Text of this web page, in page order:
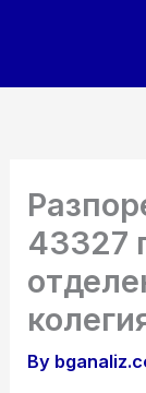
43327
By